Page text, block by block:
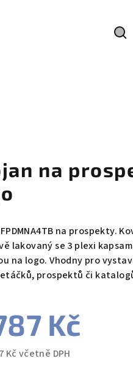
na
na prospekty.
lakovaný se 3 plexi
na logo. Vhodny pro
prospektů či
Kč
Kč včetně DPH